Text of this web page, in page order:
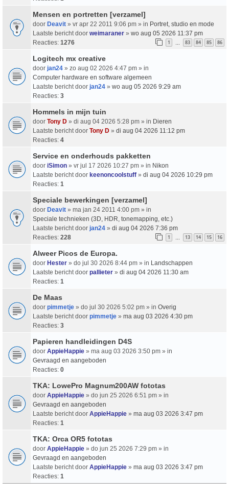
Mensen en portretten [verzamel]
door Deavit » vr apr 22 2011 9:06 pm » in Portret, studio en mode
Laatste bericht door weimaraner » wo aug 05 2026 11:37 pm
Reacties: 1276 1 … 83 84 85 86
Logitech mx creative
door jan24 » zo aug 02 2026 4:47 pm » in
Computer hardware en software algemeen
Laatste bericht door jan24 » wo aug 05 2026 9:29 am
Reacties: 3
Hommels in mijn tuin
door Tony D » di aug 04 2026 5:28 pm » in Dieren
Laatste bericht door Tony D » di aug 04 2026 11:12 pm
Reacties: 4
Service en onderhouds pakketten
door iSimon » vr jul 17 2026 10:27 pm » in Nikon
Laatste bericht door keenoncoolstuff » di aug 04 2026 10:29 pm
Reacties: 1
Speciale bewerkingen [verzamel]
door Deavit » ma jan 24 2011 4:00 pm » in
Speciale technieken (3D, HDR, tonemapping, etc.)
Laatste bericht door jan24 » di aug 04 2026 7:36 pm
Reacties: 228 1 … 13 14 15 16
Alweer Picos de Europa.
door Hester » do jul 30 2026 8:44 pm » in Landschappen
Laatste bericht door pallieter » di aug 04 2026 11:30 am
Reacties: 1
De Maas
door pimmetje » do jul 30 2026 5:02 pm » in Overig
Laatste bericht door pimmetje » ma aug 03 2026 4:30 pm
Reacties: 3
Papieren handleidingen D4S
door AppieHappie » ma aug 03 2026 3:50 pm » in
Gevraagd en aangeboden
Reacties: 0
TKA: LowePro Magnum200AW fototas
door AppieHappie » do jun 25 2026 6:51 pm » in
Gevraagd en aangeboden
Laatste bericht door AppieHappie » ma aug 03 2026 3:47 pm
Reacties: 1
TKA: Orca OR5 fototas
door AppieHappie » do jun 25 2026 7:29 pm » in
Gevraagd en aangeboden
Laatste bericht door AppieHappie » ma aug 03 2026 3:47 pm
Reacties: 1